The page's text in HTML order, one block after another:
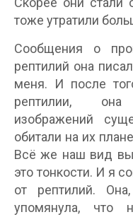
тоже утратили
Сообщения о
рептилий она
меня. И после
рептилии,
изображений
обитали на их
Всё же наш вид
это тонкости. И я
от рептилий.
упомянула, что